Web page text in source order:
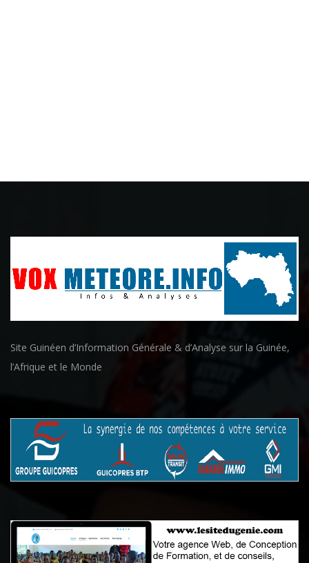
Site Guinéen d’Information Générale & d’Analyse sur la Guinée,
l’Afrique et le Monde